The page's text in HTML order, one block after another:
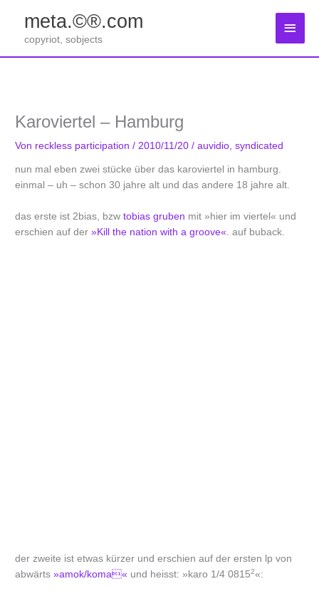
springen
meta.©®.com
copyriot, sobjects
Karoviertel – Hamburg
Von reckless participation/ 2010/11/20/auvidio ,syndicated
nun mal eben zwei stücke über das karoviertel in hamburg.
einmal – uh – schon 30 jahre alt und das andere 18 jahre alt.
das erste ist 2bias, bzwtobias gruben mit »hier im viertel« und
erschien auf der»Kill the nation with a groove«. auf buback.
der zweite ist etwas kürzer und erschien auf der ersten lp von
abwärts»amok/koma« und heisst: »karo 1/4 08152«: